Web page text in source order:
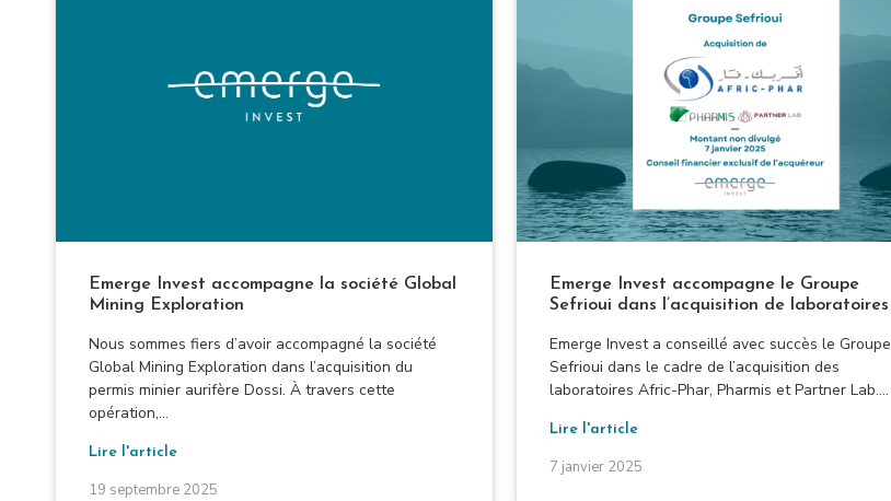
Emerge Invest accompagne la société Global
Mining Exploration
Nous sommes fiers d’avoir accompagné la société
Global Mining Exploration dans l’acquisition du
permis minier aurifère Dossi. À travers cette
opération,...
Lire l'article
19 septembre 2025
Emerge Invest accompagne le Groupe
Sefrioui dans l’acquisition de laboratoires
Emerge Invest a conseillé avec succès le Groupe
Sefrioui dans le cadre de l’acquisition des
laboratoires Afric-Phar, Pharmis et Partner Lab....
Lire l'article
7 janvier 2025